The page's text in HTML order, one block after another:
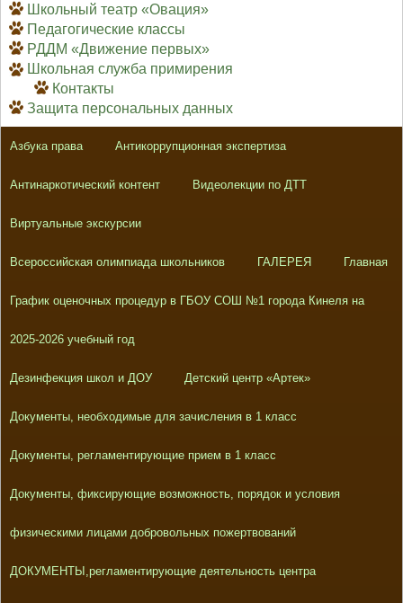
Школьный театр «Овация»
Педагогические классы
РДДМ «Движение первых»
Школьная служба примирения
Контакты
Защита персональных данных
Азбука права Антикоррупционная экспертиза
Антинаркотический контент Видеолекции по ДТТ
Виртуальные экскурсии
Всероссийская олимпиада школьников ГАЛЕРЕЯ Главная
График оценочных процедур в ГБОУ СОШ №1 города Кинеля на
2025-2026 учебный год
Дезинфекция школ и ДОУ Детский центр «Артек»
Документы, необходимые для зачисления в 1 класс
Документы, регламентирующие прием в 1 класс
Документы, фиксирующие возможность, порядок и условия
физическими лицами добровольных пожертвований
ДОКУМЕНТЫ,регламентирующие деятельность центра